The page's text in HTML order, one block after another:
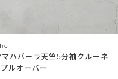
ハバーラ天竺5分袖クルーネ
ルオーバー